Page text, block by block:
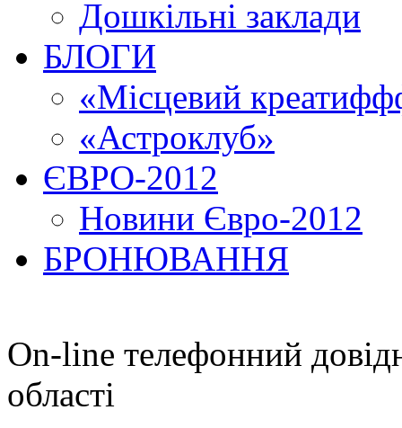
Дошкільні заклади
БЛОГИ
«Місцевий
«Астроклуб»
ЄВРО-2012
Новини Євро-2012
БРОНЮВАННЯ
On-line телефонний
області